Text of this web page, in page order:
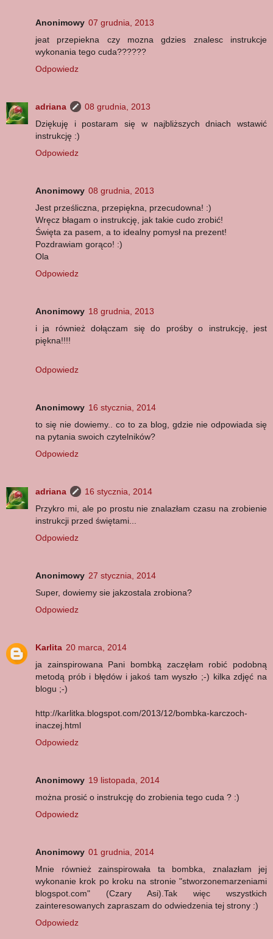
Anonimowy 07 grudnia, 2013
jeat przepiekna czy mozna gdzies znalesc instrukcje
wykonania tego cuda??????
Odpowiedz
adriana
08 grudnia, 2013
Dziękuję i postaram się w najbliższych dniach wstawić
instrukcję :)
Odpowiedz
Anonimowy 08 grudnia, 2013
Jest prześliczna, przepiękna, przecudowna! :)
Wręcz błagam o instrukcję, jak takie cudo zrobić!
Święta za pasem, a to idealny pomysł na prezent!
Pozdrawiam gorąco! :)
Ola
Odpowiedz
Anonimowy 18 grudnia, 2013
i ja również dołączam się do prośby o instrukcję, jest
piękna!!!!
Odpowiedz
Anonimowy 16 stycznia, 2014
to się nie dowiemy.. co to za blog, gdzie nie odpowiada się
na pytania swoich czytelników?
Odpowiedz
adriana
16 stycznia, 2014
Przykro mi, ale po prostu nie znalazłam czasu na zrobienie
instrukcji przed świętami...
Odpowiedz
Anonimowy 27 stycznia, 2014
Super, dowiemy sie jakzostala zrobiona?
Odpowiedz
Karlita 20 marca, 2014
ja zainspirowana Pani bombką zaczęłam robić podobną
metodą prób i błędów i jakoś tam wyszło ;-) kilka zdjęć na
blogu ;-)
http://karlitka.blogspot.com/2013/12/bombka-karczoch-
inaczej.html
Odpowiedz
Anonimowy 19 listopada, 2014
można prosić o instrukcję do zrobienia tego cuda ? :)
Odpowiedz
Anonimowy 01 grudnia, 2014
Mnie również zainspirowała ta bombka, znalazłam jej
wykonanie krok po kroku na stronie "stworzonemarzeniami
blogspot.com" (Czary Asi).Tak więc wszystkich
zainteresowanych zapraszam do odwiedzenia tej strony :)
Odpowiedz